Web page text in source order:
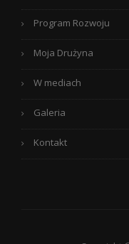
Program Rozwoju
Moja Drużyna
W mediach
Galeria
Kontakt